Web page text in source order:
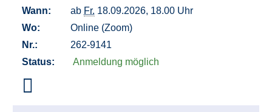
Wann: ab Fr. 18.09.2026, 18.00 Uhr
Wo:
Online (Zoom)
Nr.:
262-9141
Status:
Anmeldung möglich